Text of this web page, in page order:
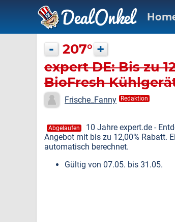
- 207° +
expert DE: Bis zu
BioFresh
Frische_Fanny Redaktion
Abgelaufen
10 Jahre expert.de -
Angebot mit bis zu 12,00% Rabatt.
automatisch berechnet.
Gültig von 07.05. bis 31.05.